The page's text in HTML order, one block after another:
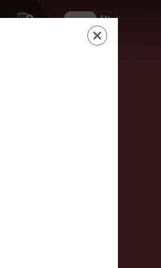
ES EN
LOGIN
en más de
las normas nacionales